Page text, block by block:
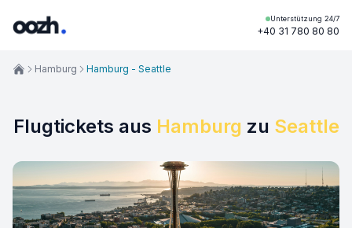
Unterstützung 24/7
+40 31 780 80 80
Flugtickets aus Hamburg zu Seattle
Hamburg Hamburg - Seattle